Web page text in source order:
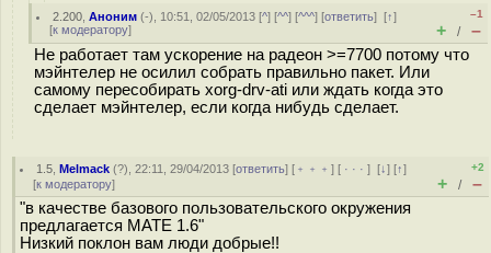
2.200 ,Аноним (-), 10:51, 02/05/2013 [^] [^^] [^^^] [ответить][↑]
[к модератору]
–1
+ / –
Не работает там ускорение на радеон >=7700 потому что
мэйнтелер не осилил собрать правильно пакет. Или
самому пересобирать xorg-drv-ati или ждать когда это
сделает мэйнтелер, если когда нибудь сделает.
1.5 ,Melmack (?), 22:11, 29/04/2013 [ответить] [ ﹢﹢﹢] [ · · ·][↓] [↑]
[к модератору]
+2
+ / –
"в качестве базового пользовательского окружения
предлагается MATE 1.6"
Низкий поклон вам люди добрые!!